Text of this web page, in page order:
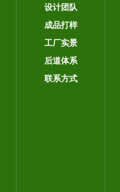
设计团队
成品打样
工厂实景
后道体系
联系方式